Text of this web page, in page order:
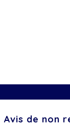
Avis de non